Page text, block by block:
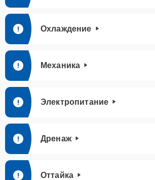
Охлаждение
Механика
Электропитание
Дренаж
Оттайка